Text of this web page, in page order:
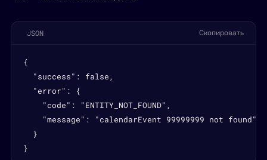
JSON Скопировать
{
  "success": false,
  "error": {
    "code": "ENTITY_NOT_FOUND",
    "message": "calendarEvent 99999999 not found"
  }
}